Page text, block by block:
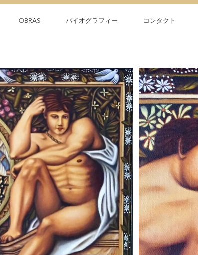
OBRAS バイオグラフィー コンタクト